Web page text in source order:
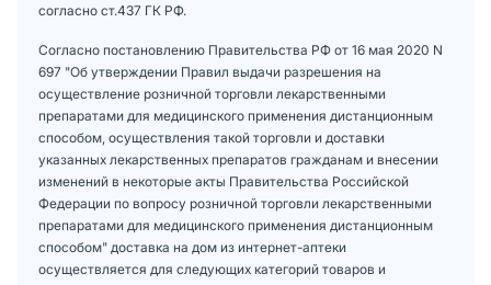
согласно ст.437 ГК РФ.
Согласно постановлению Правительства РФ от 16 мая 2020 N
697 "Об утверждении Правил выдачи разрешения на
осуществление розничной торговли лекарственными
препаратами для медицинского применения дистанционным
способом, осуществления такой торговли и доставки
указанных лекарственных препаратов гражданам и внесении
изменений в некоторые акты Правительства Российской
Федерации по вопросу розничной торговли лекарственными
препаратами для медицинского применения дистанционным
способом" доставка на дом из интернет-аптеки
осуществляется для следующих категорий товаров и